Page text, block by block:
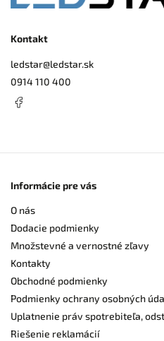
Kontakt
ledstar@ledstar.sk
0914 110 400
Informácie pre vás
O nás
Dodacie podmienky
Množstevné a vernostné zľavy
Kontakty
Obchodné podmienky
Podmienky ochrany osobných
Uplatnenie práv spotrebiteľa,
Riešenie reklamácií